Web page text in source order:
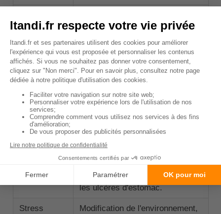
dentaires
professionnel, extraction de
dents si nécessaire, et soins
dentaires à domicile réguliers.
Corps
étrangers
Retrait de l'objet sous
anesthésie.
Intoxications
Induction de vomissements,
administration de charbon actif,
et traitement symptomatique.
Maladies du
digestif
Traitement spécifique à la
maladie, comme les
médicaments anti-acides pour
les ulcères d'estomac.
Stress
Modification de l'environnement,